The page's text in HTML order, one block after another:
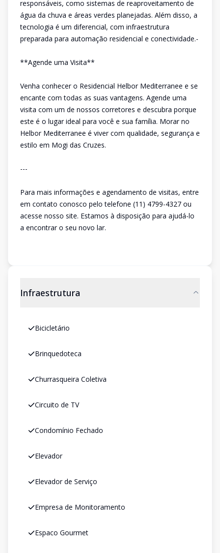
responsáveis, como sistemas de reaproveitamento de
água da chuva e áreas verdes planejadas. Além disso, a
tecnologia é um diferencial, com infraestrutura
preparada para automação residencial e conectividade.-
**Agende uma Visita**
Venha conhecer o Residencial Helbor Mediterranee e se
encante com todas as suas vantagens. Agende uma
visita com um de nossos corretores e descubra porque
este é o lugar ideal para você e sua família. Morar no
Helbor Mediterranee é viver com qualidade, segurança e
estilo em Mogi das Cruzes.
---
Para mais informações e agendamento de visitas, entre
em contato conosco pelo telefone (11) 4799-4327 ou
acesse nosso site. Estamos à disposição para ajudá-lo
a encontrar o seu novo lar.
Infraestrutura
Bicicletário
Brinquedoteca
Churrasqueira Coletiva
Circuito de TV
Condomínio Fechado
Elevador
Elevador de Serviço
Empresa de Monitoramento
Espaco Gourmet